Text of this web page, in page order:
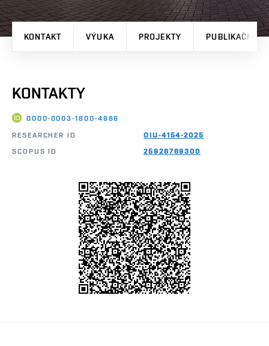
KONTAKT VÝUKA PROJEKTY PUBLIKAČNÍ
KONTAKTY
0000-0003-1800-4686
RESEARCHER ID
OIU-4154-2025
SCOPUS ID
25926769300